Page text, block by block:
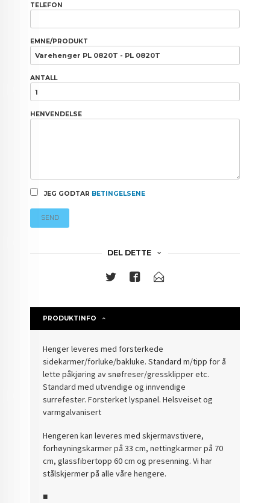
TELEFON
EMNE/PRODUKT
ANTALL
HENVENDELSE
JEG GODTAR BETINGELSENE
SEND
DEL DETTE
PRODUKTINFO
Henger leveres med forsterkede
sidekarmer/forluke/bakluke. Standard m/tipp for å
lette påkjøring av snøfreser/gressklipper etc.
Standard med utvendige og innvendige
surrefester. Forsterket lyspanel. Helsveiset og
varmgalvanisert
Hengeren kan leveres med skjermavstivere,
forhøyningskarmer på 33 cm, nettingkarmer på 70
cm, glassfibertopp 60 cm og presenning. Vi har
stålskjermer på alle våre hengere.
■